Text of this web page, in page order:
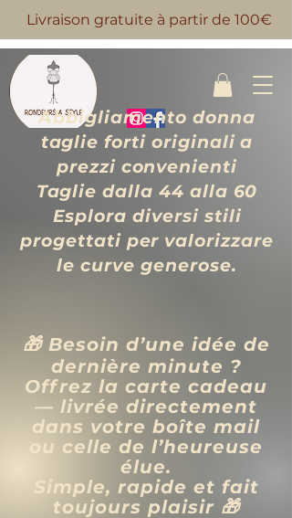
Livraison gratuite à partir de 100€
Abbigliamento donna
taglie forti originali a
prezzi convenienti
Taglie dalla 44 alla 60
Esplora diversi stili
progettati per valorizzare
le curve generose.
🎁 Besoin d’une idée de
dernière minute ?
Offrez la carte cadeau
— livrée directement
dans votre boîte mail
ou celle de l’heureuse
élue.
Simple, rapide et fait
toujours plaisir 🎁